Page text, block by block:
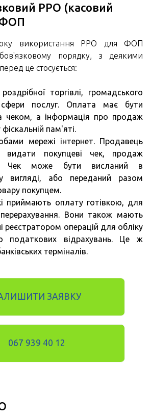
РРО (касовий
ФОП
використання РРО для ФОП
порядку, з деякими
це стосується:
торгівлі, громадського
сфери послуг. Оплата має бути
чеком, а інформація про продаж
пам'яті.
мережі інтернет. Продавець
видати покупцеві чек, продаж
Чек може бути висланий в
вигляді, або переданий разом
покупцем.
приймають оплату готівкою, для
Вони також мають
реєстратором операцій для обліку
податкових відрахувань. Це ж
терміналів.
ЗАЯВКУ
067 939 40 12